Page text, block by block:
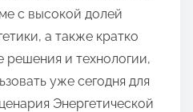
с высокой долей
а также кратко
решения и технологии,
уже сегодня для
Энергетической